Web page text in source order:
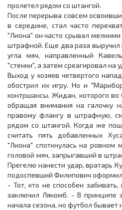
пролетел рядом со штангой.
После перерыва совсем
в середине, стал часто
"Лиона" он часто срывал
штрафной. Еще два раза выручил
угла мяч, направленный
"стенки", а затем среагировал на
Выход у хозяев четвертого
обострил их игру. Но и
контршансы. Жидан, которого
обращая внимания на галочку
правому флангу в штрафную,
рядом со штангой. Когда же
считать пять добавленных
"Лиона" споткнулась на ровном
головой мяч, запрыгавший в
Прегелю нанести удар, вратарь
подоспевший Филипович
- Тот, кто не способен
заключил Лякомб. - В принципе
начала сезона, но футбол бывает